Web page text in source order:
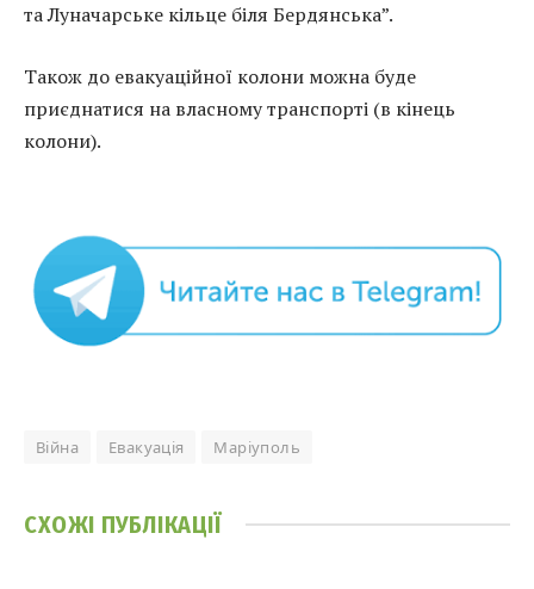
та Луначарське кільце біля Бердянська”.
Також до евакуаційної колони можна буде
приєднатися на власному транспорті (в кінець
колони).
Війна Евакуація Маріуполь
СХОЖІ ПУБЛІКАЦІЇ